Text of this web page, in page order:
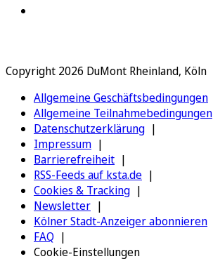
Copyright 2026 DuMont Rheinland, Köln
Allgemeine Geschäftsbedingungen
Allgemeine Teilnahmebedingungen
Datenschutzerklärung
Impressum
Barrierefreiheit
RSS-Feeds auf ksta.de
Cookies & Tracking
Newsletter
Kölner Stadt-Anzeiger abonnieren
FAQ
Cookie-Einstellungen